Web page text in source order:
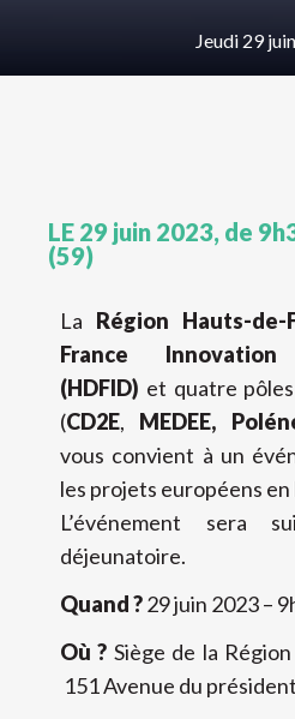
Jeudi 29
LE 29 juin 2023, de
(59)
La Région Hauts-de-
France Innovation
(HDFID) et quatre
(CD2E, MEDEE,
vous convient à un
les projets européens
L’événement sera
déjeunatoire.
Quand ?29 juin 2023 –
Où ? Siège de la
151 Avenue du